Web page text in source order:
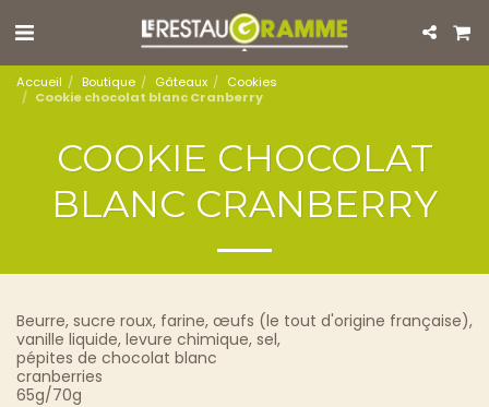
Accueil Boutique Gâteaux
Cookies
Cookie chocolat blanc Cranberry
COOKIE CHOCOLAT
BLANC CRANBERRY
Beurre, sucre roux, farine, œufs (le tout d'origine française),
vanille liquide, levure chimique, sel,
pépites de chocolat blanc
cranberries
65g/70g